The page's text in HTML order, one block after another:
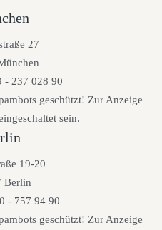
27
- 237 028 90
geschützt! Zur Anzeige
sein.
19-20
Berlin
- 757 94 90
geschützt! Zur Anzeige